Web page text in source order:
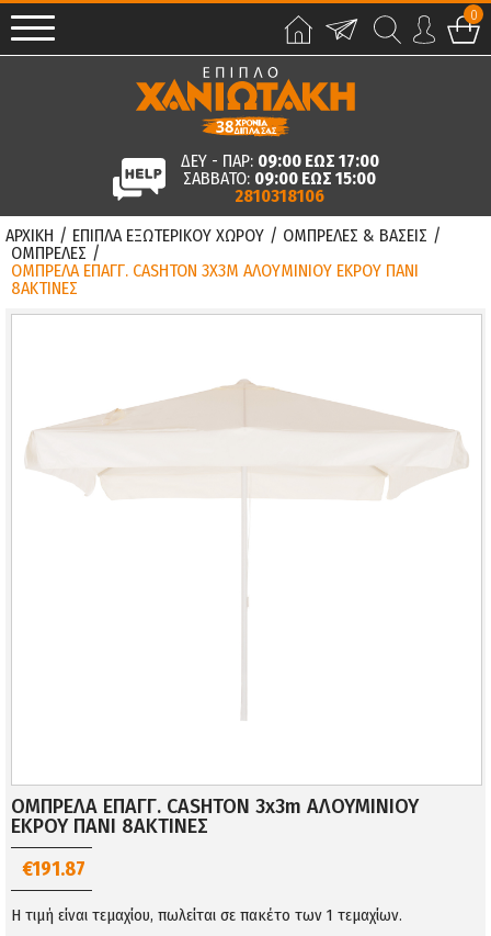
0
ΔΕΥ - ΠΑΡ: 09:00 ΕΩΣ 17:00
ΣΑΒΒΑΤΟ: 09:00 ΕΩΣ 15:00
2810318106
ΑΡΧΙΚΗ / ΕΠΙΠΛΑ ΕΞΩΤΕΡΙΚΟΥ ΧΩΡΟΥ / ΟΜΠΡΕΛΕΣ & ΒΑΣΕΙΣ /
ΟΜΠΡΕΛΕΣ /
ΟΜΠΡΕΛΑ ΕΠΑΓΓ. CASHTON 3X3M ΑΛΟΥΜΙΝΙΟΥ ΕΚΡΟΥ ΠΑΝΙ
8ΑΚΤΙΝΕΣ
ΟΜΠΡΕΛΑ ΕΠΑΓΓ. CASHTON 3x3m ΑΛΟΥΜΙΝΙΟΥ
ΕΚΡΟΥ ΠΑΝΙ 8ΑΚΤΙΝΕΣ
€191.87
Η τιμή είναι τεμαχίου, πωλείται σε πακέτο των 1 τεμαχίων.